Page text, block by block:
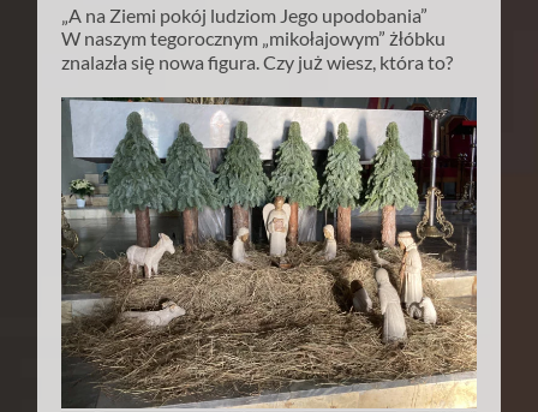
„A na Ziemi pokój ludziom Jego upodobania”
W naszym tegorocznym „mikołajowym” żłóbku
znalazła się nowa figura. Czy już wiesz, która to?